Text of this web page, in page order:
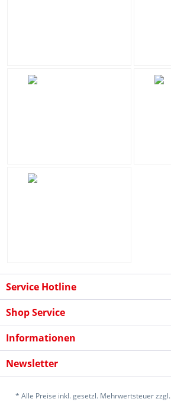
Service Hotline
Shop Service
Informationen
Newsletter
* Alle Preise inkl. gesetzl. Mehrwertsteuer zzgl.